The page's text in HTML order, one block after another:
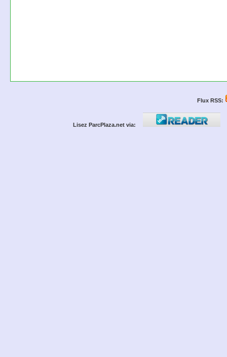
Flux RSS:
Lisez ParcPlaza.net via: